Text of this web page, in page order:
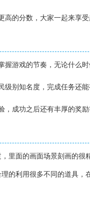
的分数，大家一起来享受
游戏的节奏，无论什么时
别知名度，完成任务还能
成功之后还有丰厚的奖励
里面的画面场景刻画的很
的利用很多不同的道具